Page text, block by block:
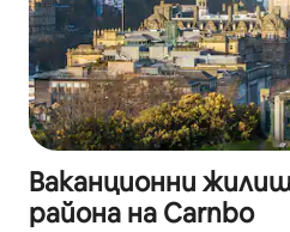
Ваканционни
района на Carnbo